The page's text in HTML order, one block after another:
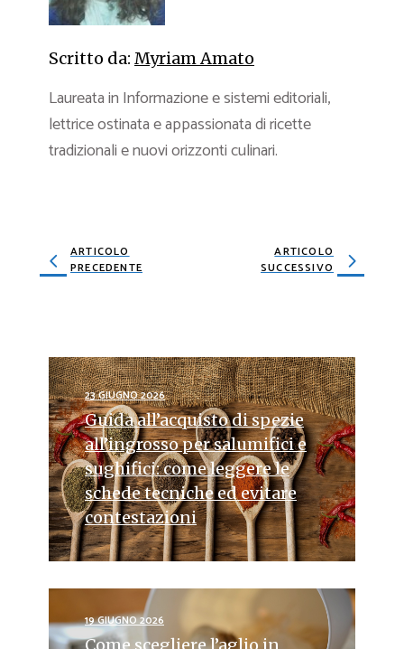
Scritto da: Myriam Amato
Laureata in Informazione e sistemi editoriali,
lettrice ostinata e appassionata di ricette
tradizionali e nuovi orizzonti culinari.
ARTICOLO
PRECEDENTE
ARTICOLO
SUCCESSIVO
23 GIUGNO 2026
Guida all’acquisto di spezie
all’ingrosso per salumifici e
sughifici: come leggere le
schede tecniche ed evitare
contestazioni
19 GIUGNO 2026
Come scegliere l’aglio in